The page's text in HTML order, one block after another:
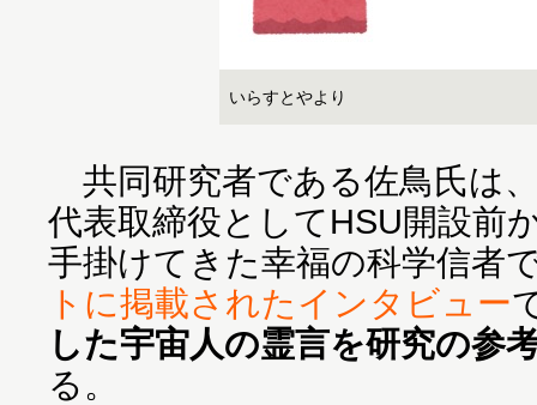
いらすとやより
共同研究者である佐鳥氏は
代表取締役としてHSU開設前
手掛けてきた幸福の科学信者
トに掲載されたインタビュー
した宇宙人の霊言を研究の参
る。